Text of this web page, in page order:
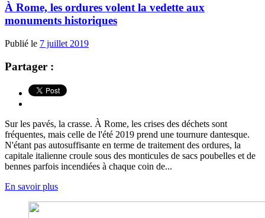
À Rome, les ordures volent la vedette aux
monuments historiques
Publié le 7 juillet 2019
Partager :
Sur les pavés, la crasse. À Rome, les crises des déchets sont
fréquentes, mais celle de l'été 2019 prend une tournure dantesque.
N'étant pas autosuffisante en terme de traitement des ordures, la
capitale italienne croule sous des monticules de sacs poubelles et de
bennes parfois incendiées à chaque coin de...
En savoir plus